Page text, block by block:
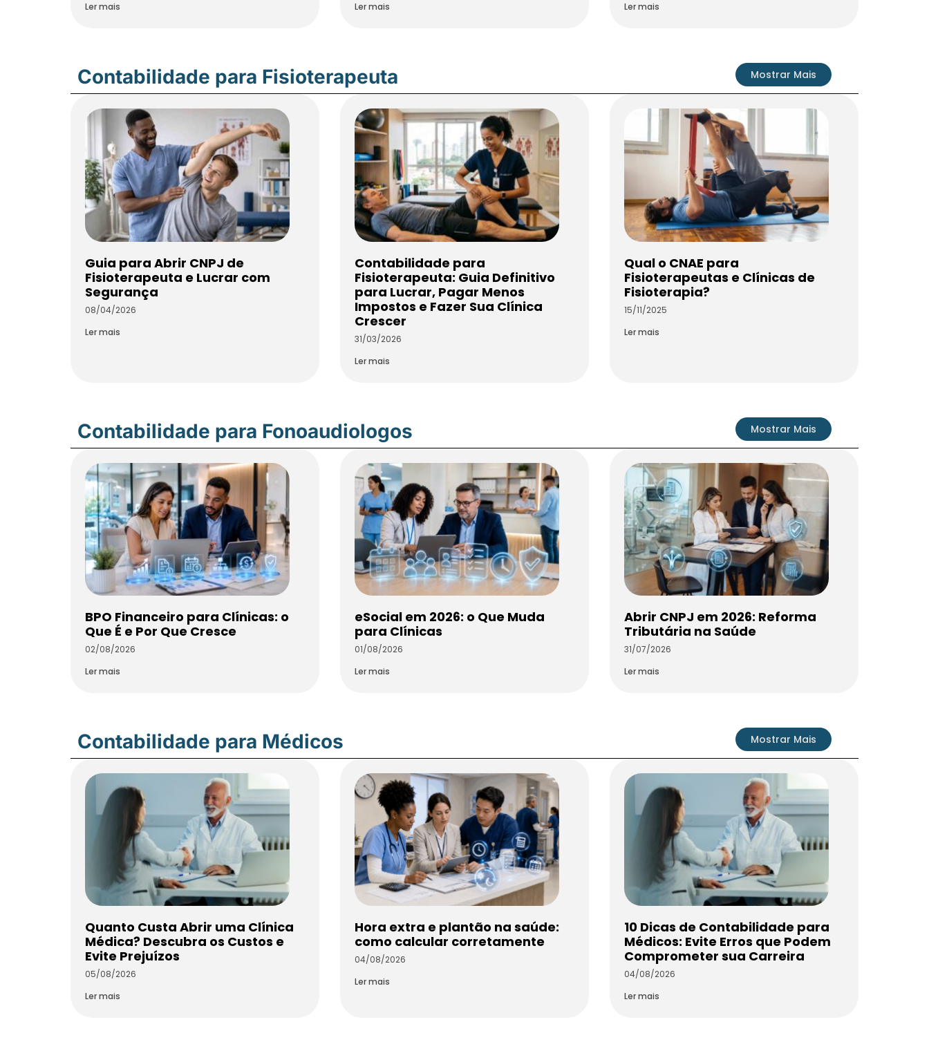
Ler mais
Ler mais
Ler mais
Contabilidade para Fisioterapeuta Mostrar Mais
Guia para Abrir CNPJ de
Fisioterapeuta e Lucrar com
Segurança
08/04/2026
Ler mais
Contabilidade para
Fisioterapeuta: Guia Definitivo
para Lucrar, Pagar Menos
Impostos e Fazer Sua Clínica
Crescer
31/03/2026
Ler mais
Qual o CNAE para
Fisioterapeutas e Clínicas de
Fisioterapia?
15/11/2025
Ler mais
Contabilidade para Fonoaudiologos Mostrar Mais
BPO Financeiro para Clínicas: o
Que É e Por Que Cresce
02/08/2026
Ler mais
eSocial em 2026: o Que Muda
para Clínicas
01/08/2026
Ler mais
Abrir CNPJ em 2026: Reforma
Tributária na Saúde
31/07/2026
Ler mais
Contabilidade para Médicos Mostrar Mais
Quanto Custa Abrir uma Clínica
Médica? Descubra os Custos e
Evite Prejuízos
05/08/2026
Ler mais
Hora extra e plantão na saúde:
como calcular corretamente
04/08/2026
Ler mais
10 Dicas de Contabilidade para
Médicos: Evite Erros que Podem
Comprometer sua Carreira
04/08/2026
Ler mais